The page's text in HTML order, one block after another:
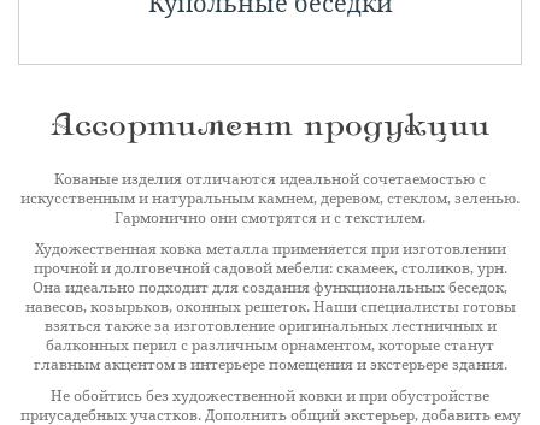
Ассортимент продукции
Кованые изделия отличаются идеальной сочетаемостью с
искусственным и натуральным камнем, деревом, стеклом, зеленью.
Гармонично они смотрятся и с текстилем.
Художественная ковка металла применяется при изготовлении
прочной и долговечной садовой мебели: скамеек, столиков, урн.
Она идеально подходит для создания функциональных беседок,
навесов, козырьков, оконных решеток. Наши специалисты готовы
взяться также за изготовление оригинальных лестничных и
балконных перил с различным орнаментом, которые станут
главным акцентом в интерьере помещения и экстерьере здания.
Не обойтись без художественной ковки и при обустройстве
приусадебных участков. Дополнить общий экстерьер, добавить ему